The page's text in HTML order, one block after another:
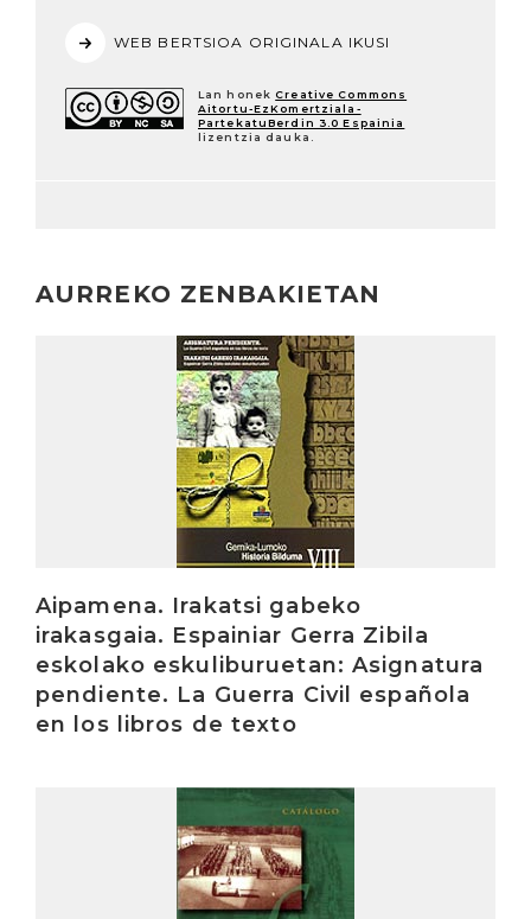
WEB BERTSIOA ORIGINALA IKUSI
Lan honek Creative Commons
Aitortu-EzKomertziala-
PartekatuBerdin 3.0 Espainia
lizentzia dauka.
AURREKO ZENBAKIETAN
Aipamena. Irakatsi gabeko
irakasgaia. Espainiar Gerra Zibila
eskolako eskuliburuetan: Asignatura
pendiente. La Guerra Civil española
en los libros de texto